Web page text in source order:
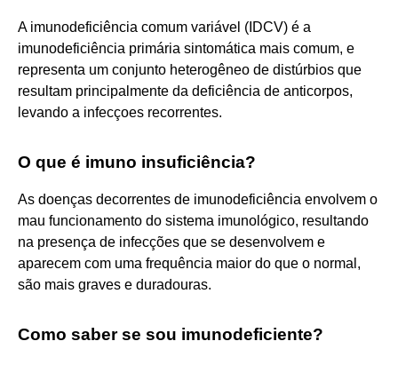
A imunodeficiência comum variável (IDCV) é a
imunodeficiência primária sintomática mais comum, e
representa um conjunto heterogêneo de distúrbios que
resultam principalmente da deficiência de anticorpos,
levando a infecçoes recorrentes.
O que é imuno insuficiência?
As doenças decorrentes de imunodeficiência envolvem o
mau funcionamento do sistema imunológico, resultando
na presença de infecções que se desenvolvem e
aparecem com uma frequência maior do que o normal,
são mais graves e duradouras.
Como saber se sou imunodeficiente?